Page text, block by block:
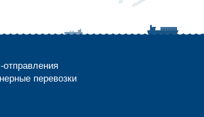
отправления
перевозки